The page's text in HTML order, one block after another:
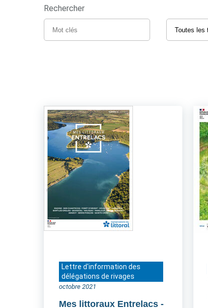
Rechercher
Lettre d'information des
délégations de rivages
octobre 2021
Mes littoraux Entrelacs -